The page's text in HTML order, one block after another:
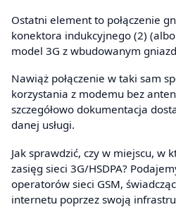
Ostatni element to połączenie
konektora indukcyjnego (2)
model 3G z wbudowanym
Nawiąż połączenie w taki sam
korzystania z modemu bez
szczegółowo dokumentacja
danej usługi.
Jak sprawdzić, czy w miejscu, w
zasięg sieci 3G/HSDPA?
operatorów sieci GSM,
internetu poprzez swoją